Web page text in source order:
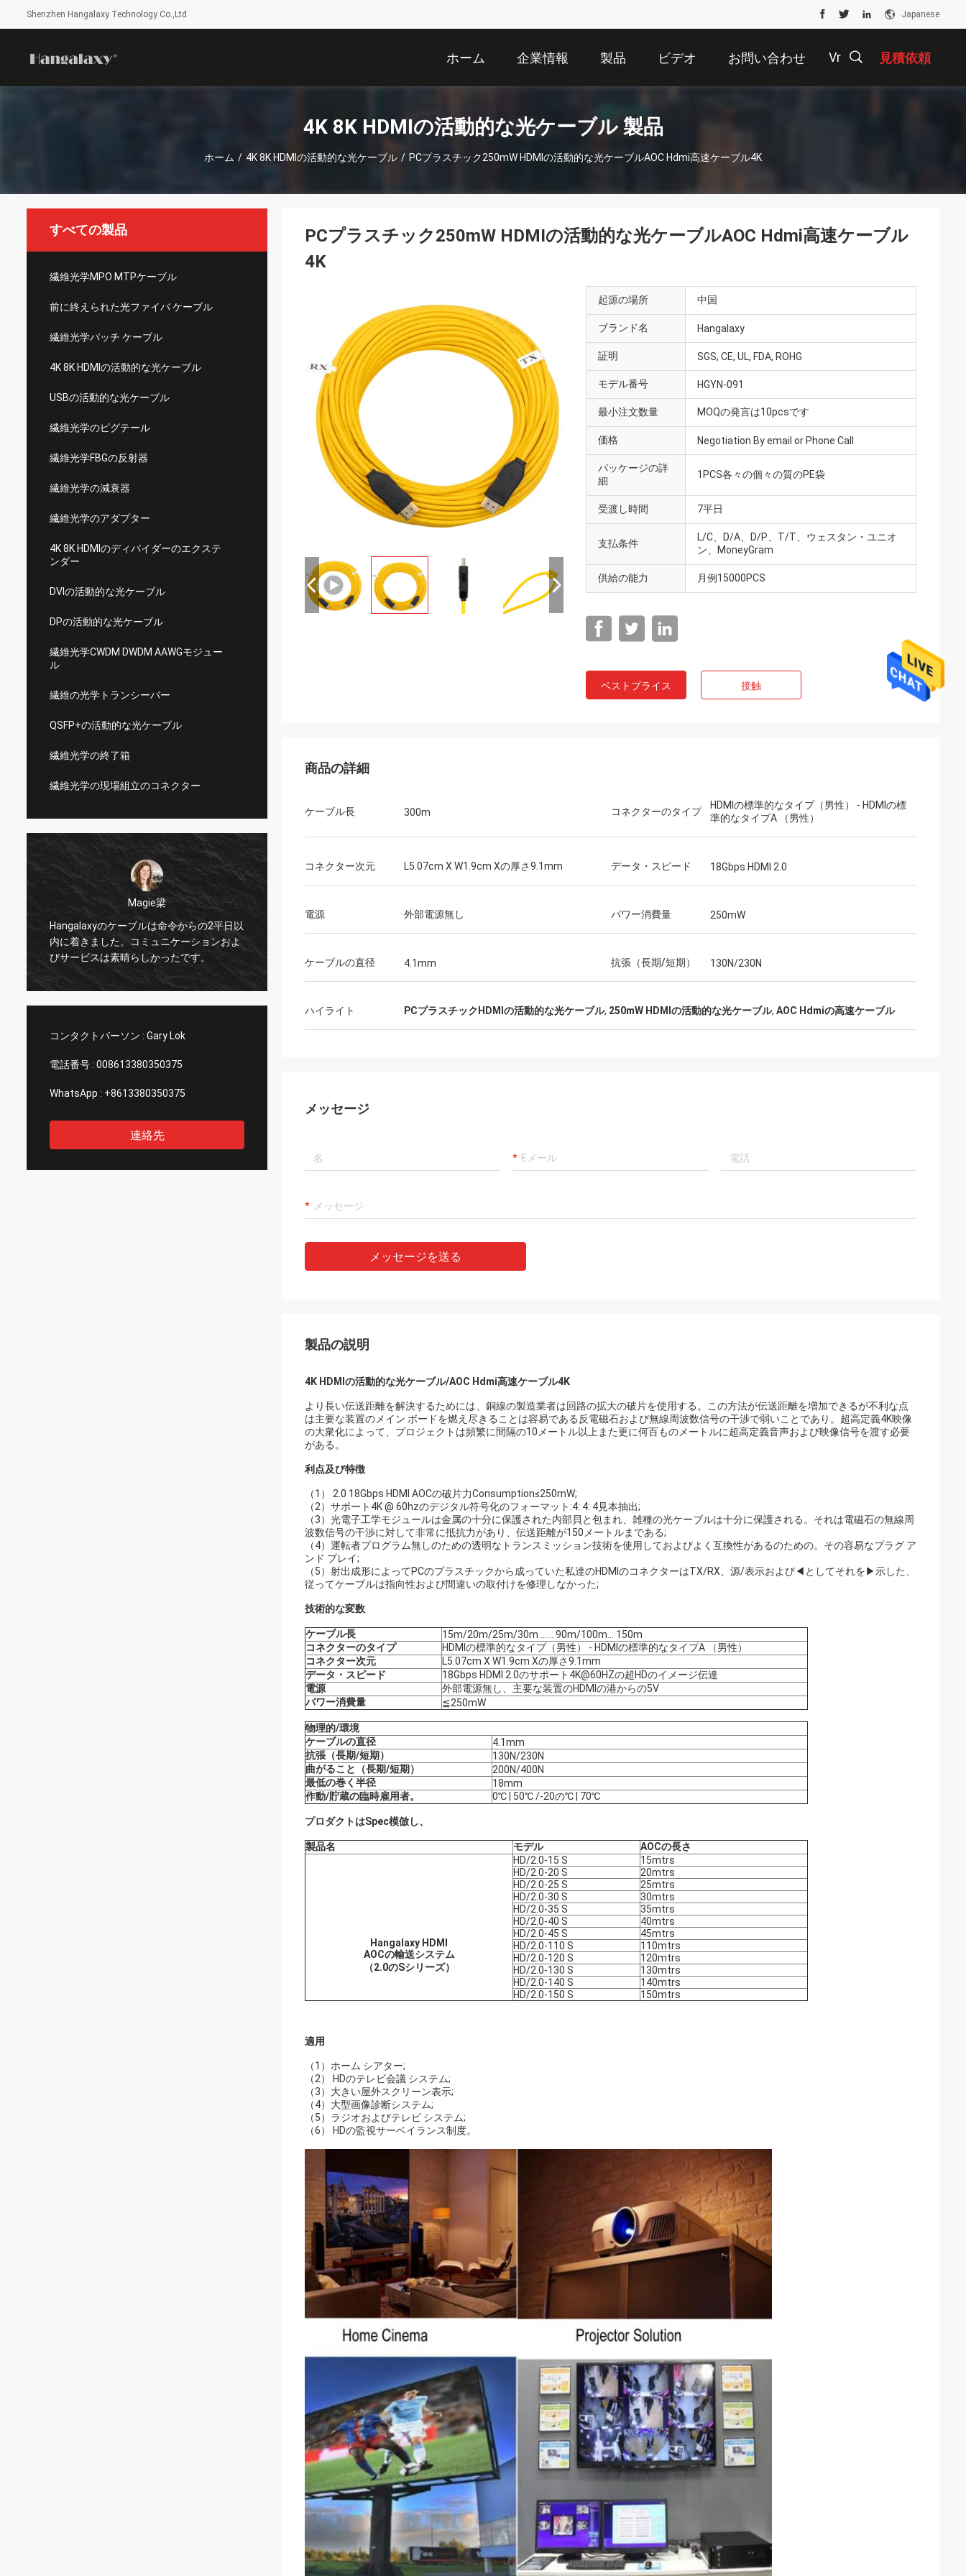
Shenzhen Hangalaxy Technology Co.,Ltd Japanese
ホーム 企業情報 製品 ビデオ お問い合わせ Vr 見積依頼
4K 8K HDMIの活動的な光ケーブル 製品
ホーム / 4K 8K HDMIの活動的な光ケーブル / PCプラスチック250mW HDMIの活動的な光ケーブルAOC Hdmi高速ケーブル4K
すべての製品
繊維光学MPO MTPケーブル
前に終えられた光ファイバ ケーブル
繊維光学パッチ ケーブル
4K 8K HDMIの活動的な光ケーブル
USBの活動的な光ケーブル
繊維光学のピグテール
繊維光学FBGの反射器
繊維光学の減衰器
繊維光学のアダプター
4K 8K HDMIのディバイダーのエクステ
ンダー
DVIの活動的な光ケーブル
DPの活動的な光ケーブル
繊維光学CWDM DWDM AAWGモジュー
ル
繊維の光学トランシーバー
QSFP+の活動的な光ケーブル
繊維光学の終了箱
繊維光学の現場組立のコネクター
のケーブルは命令からの2平日以
ました。コミュニケーションおよ
スは素晴らしかったです。
私は偉大な人を働かせることこれらのアダ
プターを見つけて嬉しいです。ちょうど私
の新しい繊維に合うことを私は必要とした
か何が。
Hangalaxyは1m、2m、3m、5m、7m、
10m、15m、20m、25m、30mの100G
カスタマイズされた長さのための照会はま
た歓迎されます。
コンタクトパーソン : Gary Lok
電話番号 : 008613380350375
WhatsApp : +8613380350375
連絡先
PCプラスチック250mW HDMIの活動的な光ケーブルAOC Hdmi高速ケーブル
4K
起源の場所 中国
ブランド名 Hangalaxy
証明 SGS, CE, UL, FDA, ROHG
モデル番号 HGYN-091
最小注文数量 MOQの発言は10pcsです
価格 Negotiation By email or Phone Call
パッケージの詳
細
1PCS各々の個々の質のPE袋
受渡し時間 7平日
支払条件
L/C、D/A、D/P、T/T、ウェスタン・ユニオ
ン、MoneyGram
供給の能力 月例15000PCS
ベストプライス 接触
商品の詳細
ケーブル長 300m コネクターのタイプ
HDMIの標準的なタイプ（男性） - HDMIの標
準的なタイプA （男性）
コネクター次元 L5.07cm X W1.9cm Xの厚さ9.1mm データ・スピード 18Gbps HDMI 2.0
電源 外部電源無し パワー消費量 250mW
ケーブルの直径 4.1mm 抗張（長期/短期） 130N/230N
ハイライト PCプラスチックHDMIの活動的な光ケーブル, 250mW HDMIの活動的な光ケーブル, AOC Hdmiの高速ケーブル
メッセージ
メッセージを送る
製品の説明
4K HDMIの活動的な光ケーブル/AOC Hdmi高速ケーブル4K
より長い伝送距離を解決するためには、銅線の製造業者は回路の拡大の破片を使用する。この方法が伝送距離を増加できるが不利な点
は主要な装置のメイン ボードを燃え尽きることは容易である反電磁石および無線周波数信号の干渉で弱いことであり。超高定義4K映像
の大衆化によって、プロジェクトは頻繁に間隔の10メートル以上また更に何百ものメートルに超高定義音声および映像信号を渡す必要
がある。
利点及び特徴
（1） 2.0 18Gbps HDMI AOCの破片力Consumption≤250mW;
（2）サポート4K @ 60hzのデジタル符号化のフォーマット:4: 4: 4見本抽出;
（3）光電子工学モジュールは金属の十分に保護された内部貝と包まれ、雑種の光ケーブルは十分に保護される。それは電磁石の無線周
波数信号の干渉に対して非常に抵抗力があり、伝送距離が150メートルまである;
（4）運転者プログラム無しのための透明なトランスミッション技術を使用しておよびよく互換性があるのための。その容易なプラグ ア
ンド プレイ;
（5）射出成形によってPCのプラスチックから成っていた私達のHDMIのコネクターはTX/RX、源/表示および◀としてそれを▶示した、
従ってケーブルは指向性および間違いの取付けを修理しなかった;
技術的な変数
ケーブル長
15m/20m/25m/30m ...... 90m/100m… 150m
コネクターのタイプ
HDMIの標準的なタイプ（男性） - HDMIの標準的なタイプA （男性）
コネクター次元
L5.07cm X W1.9cm Xの厚さ9.1mm
データ・スピード
18Gbps HDMI 2.0のサポート4K@60HZの超HDのイメージ伝達
電源
外部電源無し、主要な装置のHDMIの港からの5V
パワー消費量
≦250mW
物理的/環境
ケーブルの直径
4.1mm
抗張（長期/短期）
130N/230N
曲がること（長期/短期）
200N/400N
最低の巻く半径
18mm
作動/貯蔵の臨時雇用者。
0℃ | 50℃ /-20の℃ | 70℃
プロダクトはSpec模倣し、
製品名 モデル AOCの長さ
Hangalaxy HDMI
AOCの輸送システム
（2.0のSシリーズ）
HD/2.0-15 S
15mtrs
HD/2.0-20 S
20mtrs
HD/2.0-25 S
25mtrs
HD/2.0-30 S
30mtrs
HD/2.0-35 S
35mtrs
HD/2.0-40 S
40mtrs
HD/2.0-45 S
45mtrs
HD/2.0-110 S
110mtrs
HD/2.0-120 S
120mtrs
HD/2.0-130 S
130mtrs
HD/2.0-140 S
140mtrs
HD/2.0-150 S
150mtrs
適用
（1）ホーム シアター;
（2） HDのテレビ会議 システム;
（3）大きい屋外スクリーン表示;
（4）大型画像診断システム;
（5）ラジオおよびテレビ システム;
（6） HDの監視サーベイランス制度。